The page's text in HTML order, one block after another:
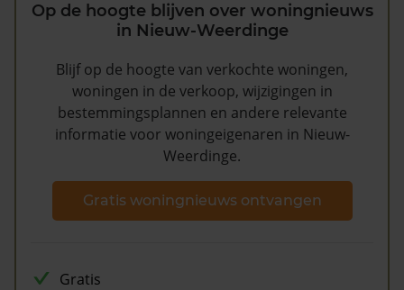
Op de hoogte blijven over woningnieuws
in Nieuw-Weerdinge
Blijf op de hoogte van verkochte woningen,
woningen in de verkoop, wijzigingen in
bestemmingsplannen en andere relevante
informatie voor woningeigenaren in Nieuw-
Weerdinge.
Gratis woningnieuws ontvangen
Gratis